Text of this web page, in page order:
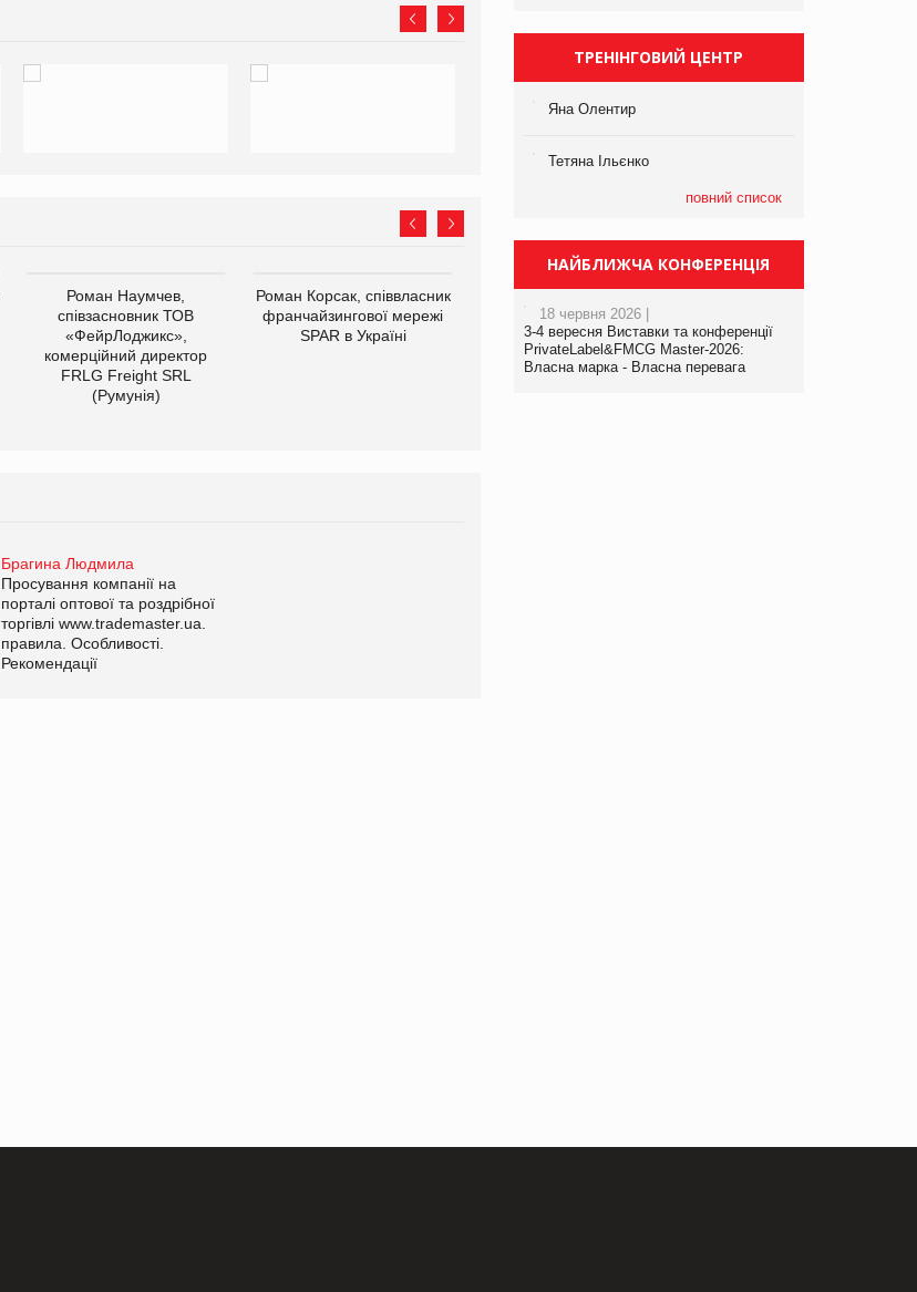
Роман Наумчев,
співзасновник ТОВ
«ФейрЛоджикс»,
комерційний директор
FRLG Freight SRL
(Румунія)
Роман Корсак, співвласник
франчайзингової мережі
SPAR в Україні
Файно маркет Директор
департаменту з
виробництва
Брагина Людмила
Просування компанії на
порталі оптової та роздрібної
торгівлі www.trademaster.ua.
правила. Особливості.
Рекомендації
ТРЕНІНГОВИЙ ЦЕНТР
Яна Олентир
Тетяна Ільєнко
повний список
НАЙБЛИЖЧА КОНФЕРЕНЦІЯ
18 червня 2026 |
3-4 вересня Виставки та конференції
PrivateLabel&FMCG Master-2026:
Власна марка - Власна перевага